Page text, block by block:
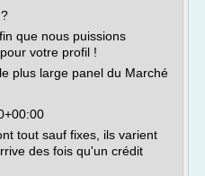
que nous puissions
votre profil !
plus large panel du Marché
tout sauf fixes, ils varient
des fois qu'un crédit